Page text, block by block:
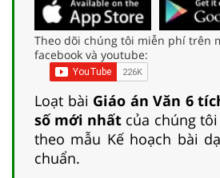
Theo dõi chúng tôi miễn phí trên
facebook và youtube:
Loạt bài Giáo án Văn 6
số mới nhất của chúng
theo mẫu Kế hoạch bài
chuẩn.